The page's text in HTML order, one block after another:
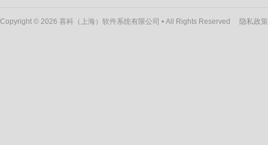
Copyright © 2026 喜科（上海）软件系统有限公司 • All Rights Reserved 隐私政策